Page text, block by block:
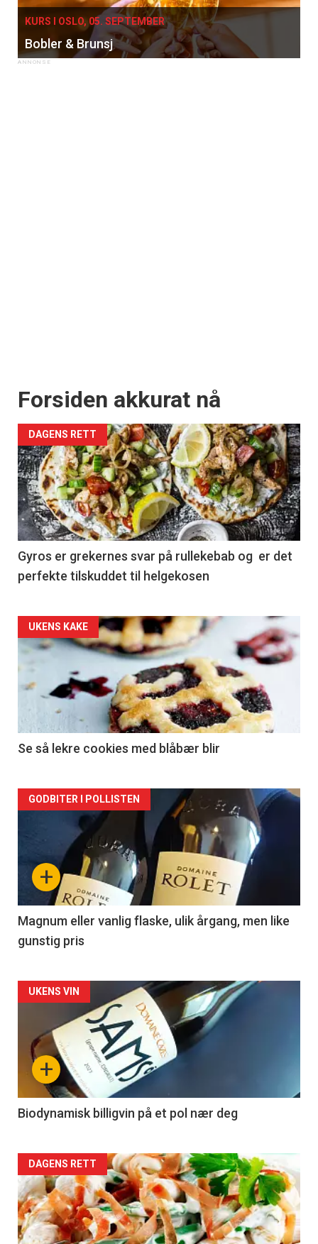
KURS I OSLO, 05. SEPTEMBER
Bobler & Brunsj
Forsiden akkurat nå
DAGENS RETT
Gyros er grekernes svar på rullekebab og er det
perfekte tilskuddet til helgekosen
Forsiden
akkurat
nå
2
UKENS KAKE
Se så lekre cookies med blåbær blir
Forsiden
akkurat
nå
3
+
GODBITER I POLLISTEN
Magnum eller vanlig flaske, ulik årgang, men like
gunstig pris
Forsiden
akkurat
nå
4
+
UKENS VIN
Biodynamisk billigvin på et pol nær deg
Forsiden
akkurat
nå
DAGENS RETT